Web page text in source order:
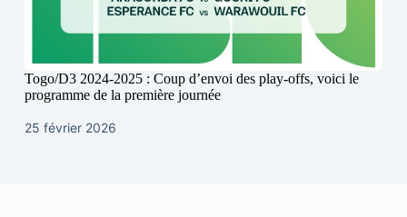
Togo/D3 2024-2025 : Coup d’envoi des play-offs, voici le
programme de la première journée
25 février 2026